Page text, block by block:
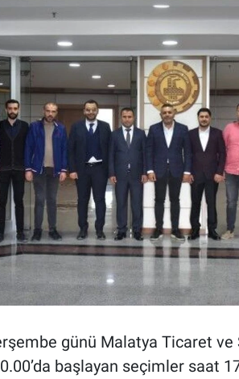
günü Malatya Ticaret ve
başlayan seçimler saat